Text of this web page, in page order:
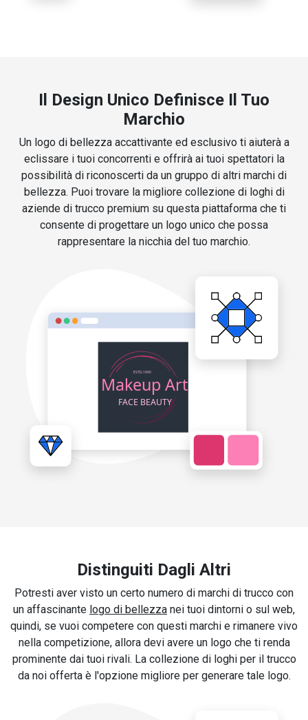
Il Design Unico Definisce Il Tuo
Marchio
Un logo di bellezza accattivante ed esclusivo ti aiuterà a
eclissare i tuoi concorrenti e offrirà ai tuoi spettatori la
possibilità di riconoscerti da un gruppo di altri marchi di
bellezza. Puoi trovare la migliore collezione di loghi di
aziende di trucco premium su questa piattaforma che ti
consente di progettare un logo unico che possa
rappresentare la nicchia del tuo marchio.
Distinguiti Dagli Altri
Potresti aver visto un certo numero di marchi di trucco con
un affascinante logo di bellezza nei tuoi dintorni o sul web,
quindi, se vuoi competere con questi marchi e rimanere vivo
nella competizione, allora devi avere un logo che ti renda
prominente dai tuoi rivali. La collezione di loghi per il trucco
da noi offerta è l'opzione migliore per generare tale logo.